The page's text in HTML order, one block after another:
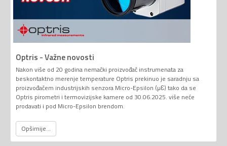
Optris - Važne novosti
Nakon više od 20 godina nemački proizvođač instrumenata za
beskontaktno merenje temperature Optris prekinuo je saradnju sa
proizvođačem industrijskih senzora Micro-Epsilon (µƐ) tako da se
Optris pirometri i termovizijske kamere od 30.06.2025. više neće
prodavati i pod Micro-Epsilon brendom.
Opširnije...